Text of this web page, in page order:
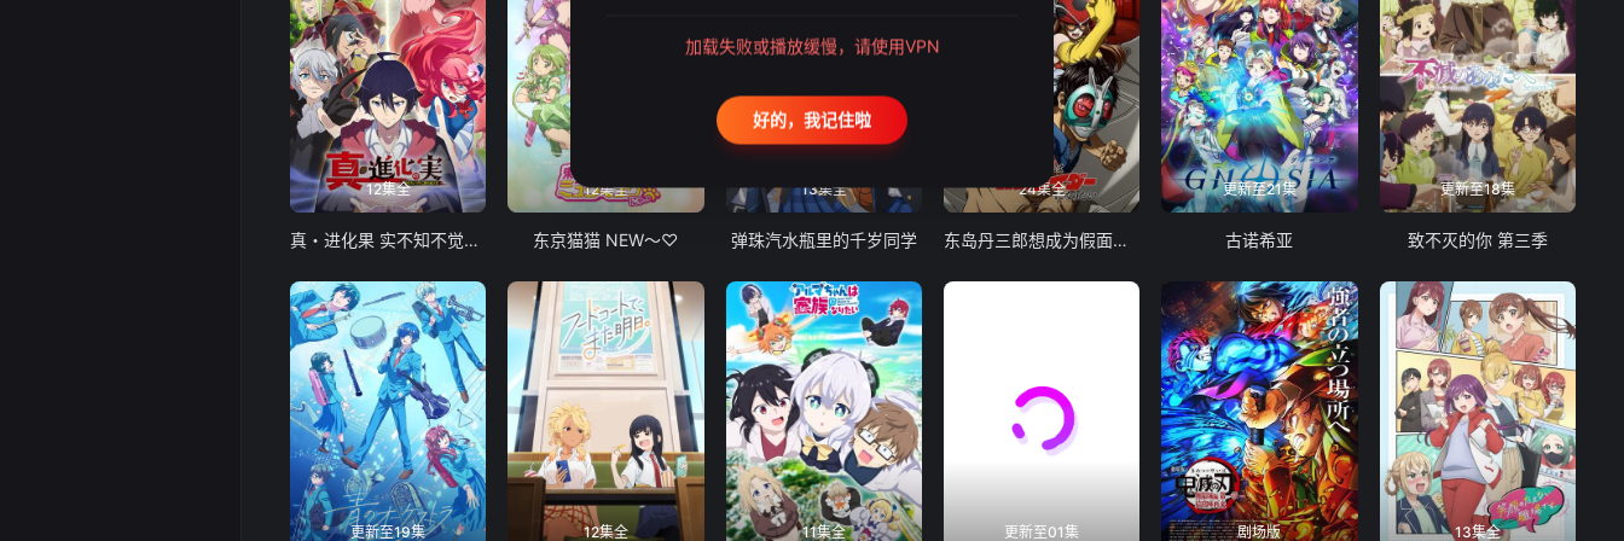
12集全
真・进化果 实不知不觉踏上胜利的人生
12集全
东京猫猫 NEW～♡
13集全
弹珠汽水瓶里的千岁同学
24集全
东岛丹三郎想成为假面骑士
更新至21集
古诺希亚
更新至18集
致不灭的你 第三季
更新至19集 12集全 11集全 更新至01集 剧场版 13集全
加载失败或播放缓慢，请使用VPN
好的，我记住啦